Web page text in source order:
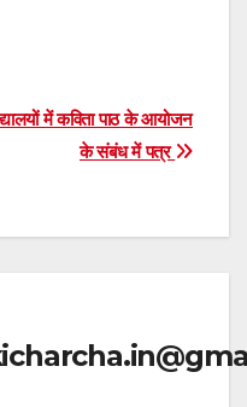
में कविता पाठ के आयोजन
के संबंध में पत्र